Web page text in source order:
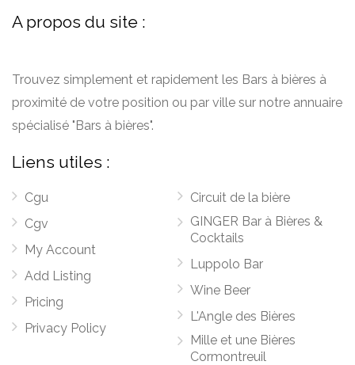
A propos du site :
Trouvez simplement et rapidement les Bars à bières à
proximité de votre position ou par ville sur notre annuaire
spécialisé "Bars à bières".
Liens utiles :
Cgu
Cgv
My Account
Add Listing
Pricing
Privacy Policy
Circuit de la bière
GINGER Bar à Bières &
Cocktails
Luppolo Bar
Wine Beer
L'Angle des Bières
Mille et une Bières
Cormontreuil